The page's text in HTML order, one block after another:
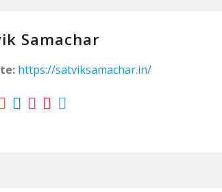
Samachar
https://satviksamachar.in/